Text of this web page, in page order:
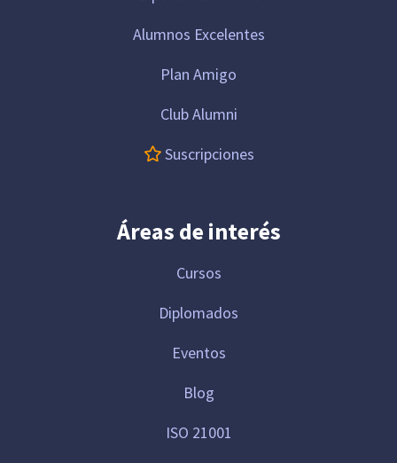
Alumnos Excelentes
Plan Amigo
Club Alumni
Suscripciones
Áreas de interés
Cursos
Diplomados
Eventos
Blog
ISO 21001